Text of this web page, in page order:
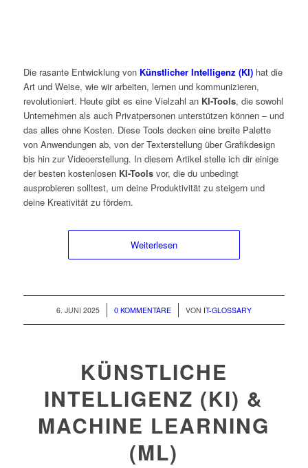
Die rasante Entwicklung von Künstlicher Intelligenz (KI)hat die
Art und Weise, wie wir arbeiten, lernen und kommunizieren,
revolutioniert. Heute gibt es eine Vielzahl an KI-Tools, die sowohl
Unternehmen als auch Privatpersonen unterstützen können – und
das alles ohne Kosten. Diese Tools decken eine breite Palette
von Anwendungen ab, von der Texterstellung über Grafikdesign
bis hin zur Videoerstellung. In diesem Artikel stelle ich dir einige
der besten kostenlosen KI-Toolsvor, die du unbedingt
ausprobieren solltest, um deine Produktivität zu steigern und
deine Kreativität zu fördern.
Weiterlesen
6. JUNI 2025
/ 0 KOMMENTARE
/ VON IT-GLOSSARY
KÜNSTLICHE
INTELLIGENZ (KI) &
MACHINE LEARNING
(ML)